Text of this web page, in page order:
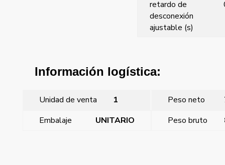
retardo de
desconexión
ajustable (s)
Información logística:
Unidad de venta 1 Peso neto
Embalaje
UNITARIO Peso bruto